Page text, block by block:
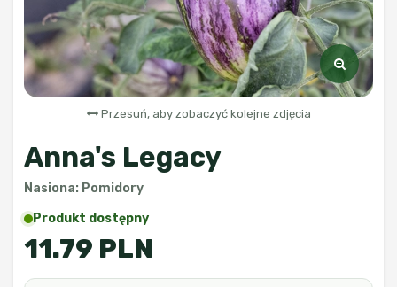
Przesuń, aby zobaczyć kolejne zdjęcia
Anna's Legacy
Nasiona: Pomidory
Produkt dostępny
11.79 PLN